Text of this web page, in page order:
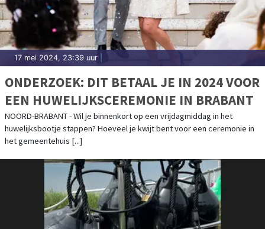
17 mei 2024, 23:39 uur
ONDERZOEK: DIT BETAAL JE IN 2024 VOOR
EEN HUWELIJKSCEREMONIE IN BRABANT
NOORD-BRABANT - Wil je binnenkort op een vrijdagmiddag in het
huwelijksbootje stappen? Hoeveel je kwijt bent voor een ceremonie in
het gemeentehuis [...]